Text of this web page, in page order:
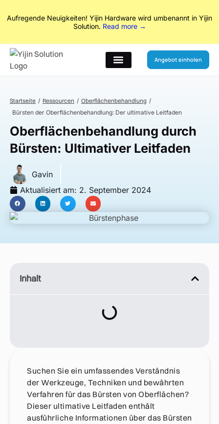
Aufregende Neuigkeiten! Yijin Hardware wird umbenannt in Yijin
Solution. Read more →
Angebot einholen
Startseite Ressourcen
Oberflächenbehandlung
Bürsten der Oberflächenbehandlung: Der ultimative Leitfaden
Oberflächenbehandlung durch
Bürsten: Ultimativer Leitfaden
Gavin
Aktualisiert am: 2. September 2024
Inhalt
Suchen Sie ein umfassendes Verständnis
der Werkzeuge, Techniken und bewährten
Verfahren für das Bürsten von Oberflächen?
Dieser ultimative Leitfaden enthält
ausführliche Informationen über das Bürsten